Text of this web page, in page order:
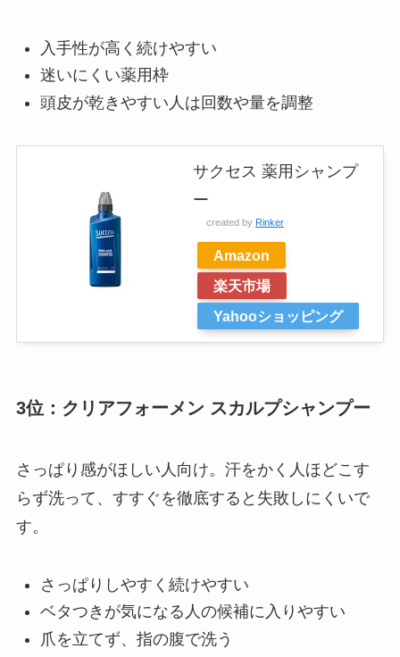
入手性が高く続けやすい
迷いにくい薬用枠
頭皮が乾きやすい人は回数や量を調整
サクセス 薬用シャンプ
ー
created by Rinker
Amazon
楽天市場
Yahooショッピング
3位：クリアフォーメン スカルプシャンプー
さっぱり感がほしい人向け。汗をかく人ほどこす
らず洗って、すすぐを徹底すると失敗しにくいで
す。
さっぱりしやすく続けやすい
ベタつきが気になる人の候補に入りやすい
爪を立てず、指の腹で洗う